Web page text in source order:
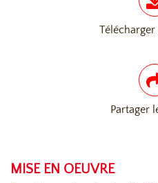
Partager
MISE EN OEUVRE